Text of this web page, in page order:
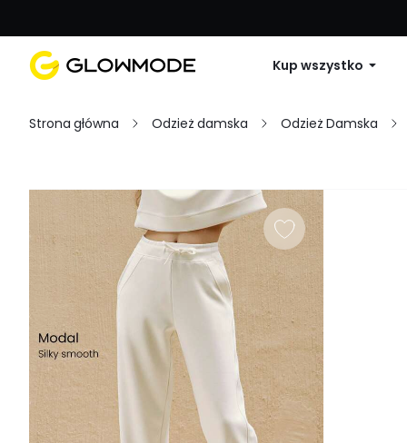
Kup wszystko
Strona główna Odzież damska Odzież Damska
Wyczyść wszystko